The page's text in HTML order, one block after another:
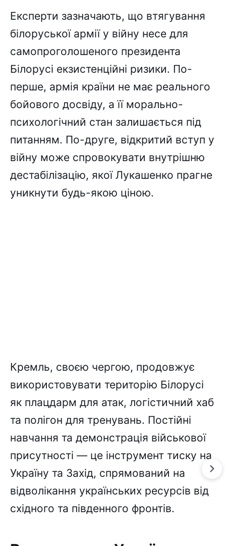
Експерти зазначають, що втягування
білоруської армії у війну несе для
самопроголошеного президента
Білорусі екзистенційні ризики. По-
перше, армія країни не має реального
бойового досвіду, а її морально-
психологічний стан залишається під
питанням. По-друге, відкритий вступ у
війну може спровокувати внутрішню
дестабілізацію, якої Лукашенко прагне
уникнути будь-якою ціною.
Кремль, своєю чергою, продовжує
використовувати територію Білорусі
як плацдарм для атак, логістичний хаб
та полігон для тренувань. Постійні
навчання та демонстрація військової
присутності — це інструмент тиску на
Україну та Захід, спрямований на
відволікання українських ресурсів від
східного та південного фронтів.